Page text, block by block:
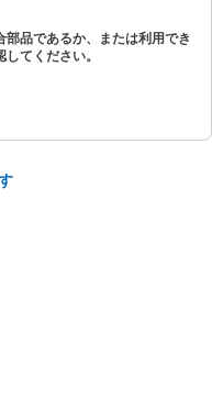
品であるか、または利用でき
てください。